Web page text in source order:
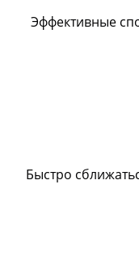
Эффективные
Быстро